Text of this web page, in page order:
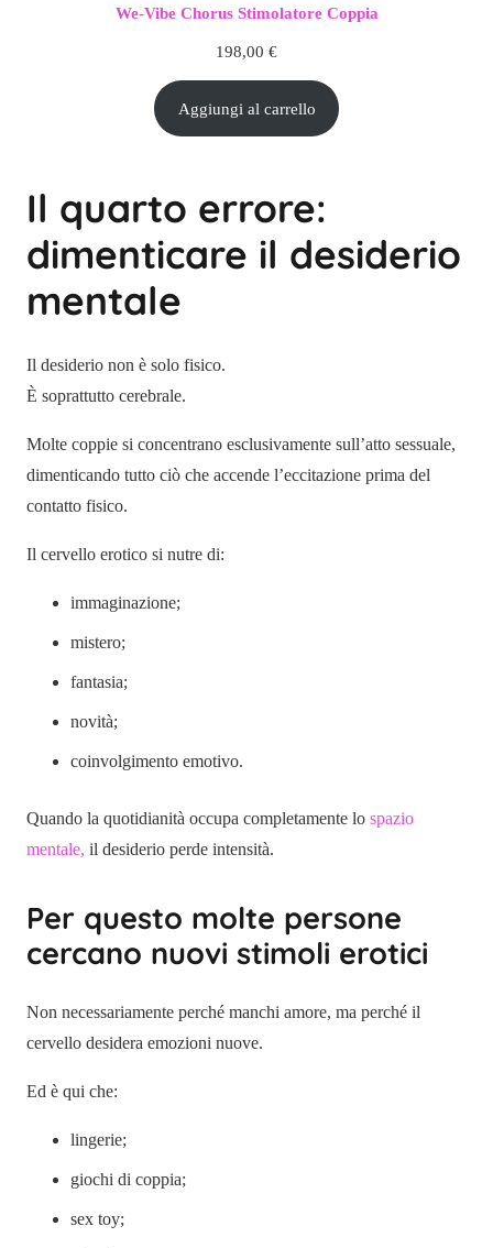
We-Vibe Chorus Stimolatore Coppia
198,00 €
Aggiungi al carrello
Il quarto errore:
dimenticare il desiderio
mentale
Il desiderio non è solo fisico.
È soprattutto cerebrale.
Molte coppie si concentrano esclusivamente sull’atto sessuale,
dimenticando tutto ciò che accende l’eccitazione prima del
contatto fisico.
Il cervello erotico si nutre di:
immaginazione;
mistero;
fantasia;
novità;
coinvolgimento emotivo.
Quando la quotidianità occupa completamente lo spazio
mentale, il desiderio perde intensità.
Per questo molte persone
cercano nuovi stimoli erotici
Non necessariamente perché manchi amore, ma perché il
cervello desidera emozioni nuove.
Ed è qui che:
lingerie;
giochi di coppia;
sex toy;